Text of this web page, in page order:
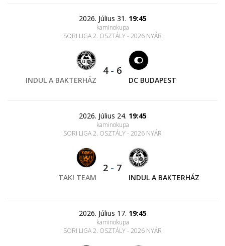
2026. Július 31. 19:45
kaminokupa
SORI LIGA 2. OSZTÁLY - 2026 NYÁR
INDUL A BAKTERHÁZ
4- 6
DC BUDAPEST
2026. Július 24. 19:45
kaminokupa
SORI LIGA 2. OSZTÁLY - 2026 NYÁR
TAKI TEAM
2 - 7
INDUL A BAKTERHÁZ
2026. Július 17. 19:45
kaminokupa
SORI LIGA 2. OSZTÁLY - 2026 NYÁR